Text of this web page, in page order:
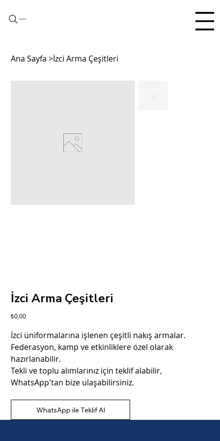
Arama
Ana Sayfa >İzci Arma Çeşitleri
İzci Arma Çeşitleri
Fiyat
₺0,00
İzci üniformalarına işlenen çeşitli nakış armalar.
Federasyon, kamp ve etkinliklere özel olarak
hazırlanabilir.
Tekli ve toplu alımlarınız için teklif alabilir,
WhatsApp'tan bize ulaşabilirsiniz.
WhatsApp ile Teklif Al